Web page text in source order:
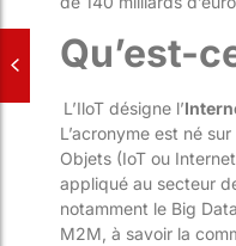
Qu’est-
L’IloT désigne l’
L’acronyme est né
Objets (IoT ou
appliqué au secteur
notamment le Big
M2M, à savoir la